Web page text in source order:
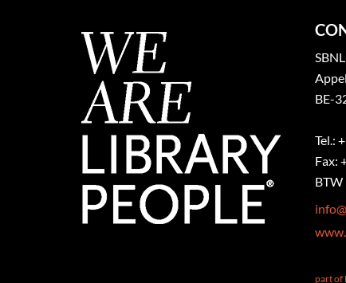
BE-
Tel.:
Fax:
BTW
part of